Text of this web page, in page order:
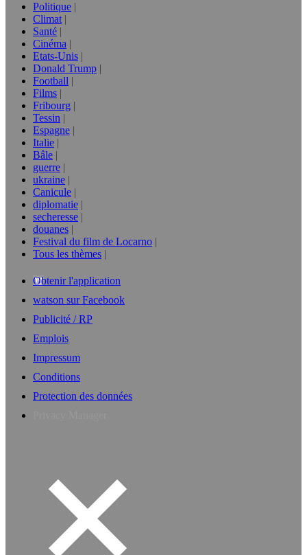
Politique
Climat
Santé
Cinéma
Etats-Unis
Donald Trump
Football
Films
Fribourg
Tessin
Espagne
Italie
Bâle
guerre
ukraine
Canicule
diplomatie
secheresse
douanes
Festival du film de Locarno
Tous les thèmes
Obtenir l'application
watson sur Facebook
Publicité / RP
Emplois
Impressum
Conditions
Protection des données